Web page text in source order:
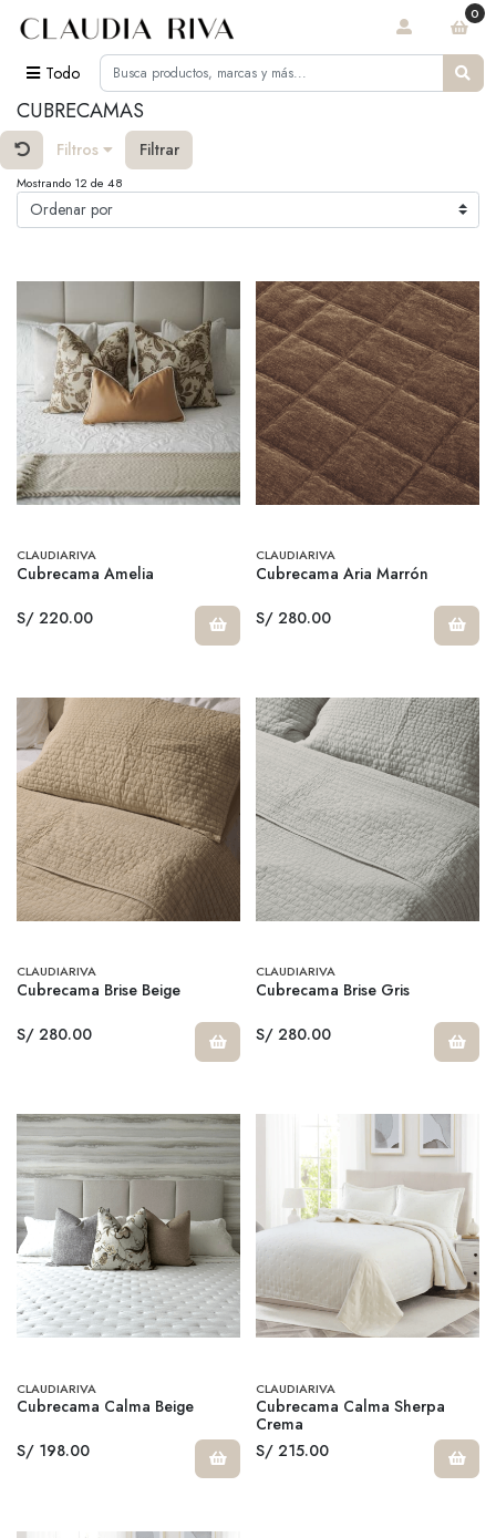
Todo
0
CUBRECAMAS
Filtros Filtrar
Mostrando 12 de 48
CLAUDIARIVA
Cubrecama Amelia
S/ 220.00
CLAUDIARIVA
Cubrecama Aria Marrón
S/ 280.00
CLAUDIARIVA
Cubrecama Brise Beige
S/ 280.00
CLAUDIARIVA
Cubrecama Brise Gris
S/ 280.00
CLAUDIARIVA
Cubrecama Calma Beige
S/ 198.00
CLAUDIARIVA
Cubrecama Calma Sherpa
Crema
S/ 215.00